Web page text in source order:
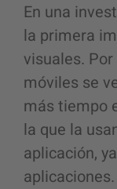
En una
la primera
visuales.
móviles se
más tiempo
la que la
aplicación,
aplicaciones.